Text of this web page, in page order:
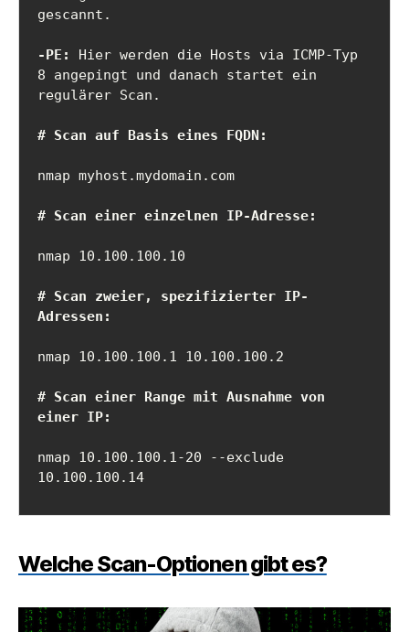
-PE:
Hier werden die Hosts via ICMP-Typ
8 angepingt und danach startet ein
regulärer Scan.
# Scan auf Basis eines FQDN:
nmap myhost.mydomain.com
# Scan einer einzelnen IP-Adresse:
# Scan zweier, spezifizierter IP-
Adressen:
nmap 10.100.100.1 10.100.100.2
# Scan einer Range mit Ausnahme von
einer IP:
nmap 10.100.100.1-20 --exclude
Welche Scan-Optionen gibt es?